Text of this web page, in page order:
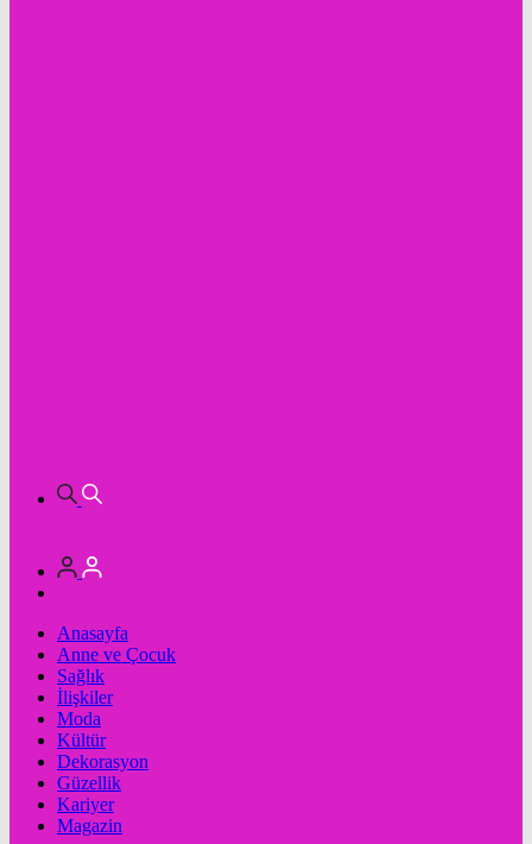
Anasayfa
Anne ve Çocuk
Sağlık
İlişkiler
Moda
Kültür
Dekorasyon
Güzellik
Kariyer
Magazin